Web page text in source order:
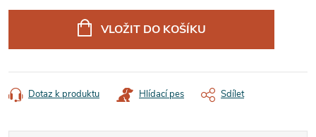
VLOŽIT DO KOŠÍKU
Dotaz k produktu Hlídací pes Sdílet